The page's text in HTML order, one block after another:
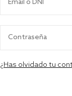
¿Has olvidado tu